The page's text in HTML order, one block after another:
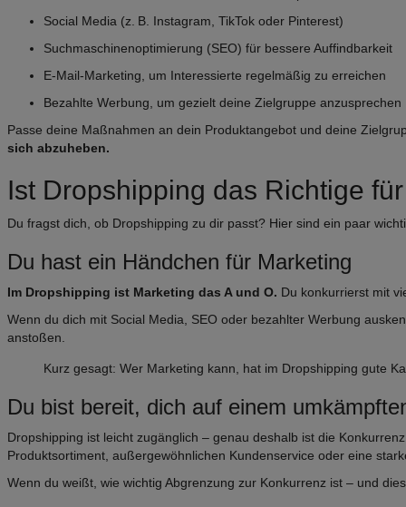
Social Media (z. B. Instagram, TikTok oder Pinterest)
Suchmaschinenoptimierung (SEO) für bessere Auffindbarkeit
E-Mail-Marketing, um Interessierte regelmäßig zu erreichen
Bezahlte Werbung, um gezielt deine Zielgruppe anzusprechen
Passe deine Maßnahmen an dein Produktangebot und deine
sich abzuheben.
Ist Dropshipping das Richtige
Du fragst dich, ob Dropshipping zu dir passt? Hier sind ein paar
Du hast ein Händchen für Marketing
Im Dropshipping ist Marketing das A und O. Du konkurrierst mit
Wenn du dich mit Social Media, SEO oder bezahlter Werbung
anstoßen.
Kurz gesagt: Wer Marketing kann, hat im Dropshipping gute
Du bist bereit, dich auf einem
Dropshipping ist leicht zugänglich – genau deshalb ist die
Produktsortiment, außergewöhnlichen Kundenservice oder eine
Wenn du weißt, wie wichtig Abgrenzung zur Konkurrenz ist – und